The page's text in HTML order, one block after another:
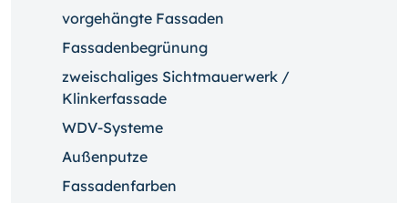
vorgehängte Fassaden
Fassadenbegrünung
zweischaliges Sichtmauerwerk /
Klinkerfassade
WDV-Systeme
Außenputze
Fassadenfarben